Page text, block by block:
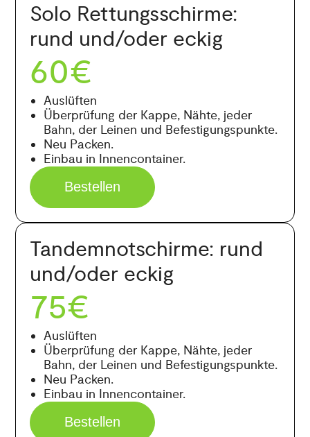
Solo Rettungsschirme:
rund und/oder eckig
60€
Auslüften
Überprüfung der Kappe, Nähte, jeder
Bahn, der Leinen und Befestigungspunkte.
Neu Packen.
Einbau in Innencontainer.
Bestellen
Tandemnotschirme: rund
und/oder eckig
75€
Auslüften
Überprüfung der Kappe, Nähte, jeder
Bahn, der Leinen und Befestigungspunkte.
Neu Packen.
Einbau in Innencontainer.
Bestellen